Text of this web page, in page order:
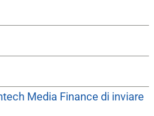
Media Finance di inviare